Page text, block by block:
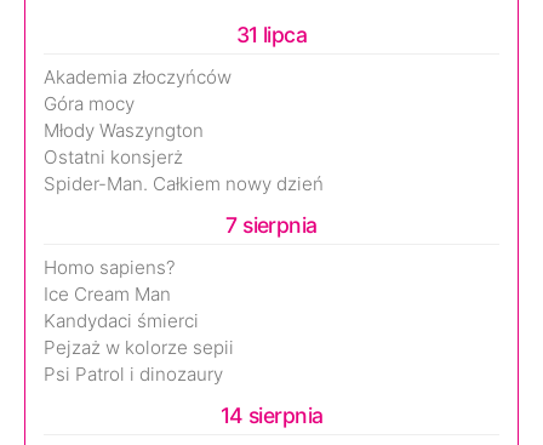
31 lipca
Akademia złoczyńców
Góra mocy
Młody Waszyngton
Ostatni konsjerż
Spider-Man. Całkiem nowy dzień
7 sierpnia
Homo sapiens?
Ice Cream Man
Kandydaci śmierci
Pejzaż w kolorze sepii
Psi Patrol i dinozaury
14 sierpnia